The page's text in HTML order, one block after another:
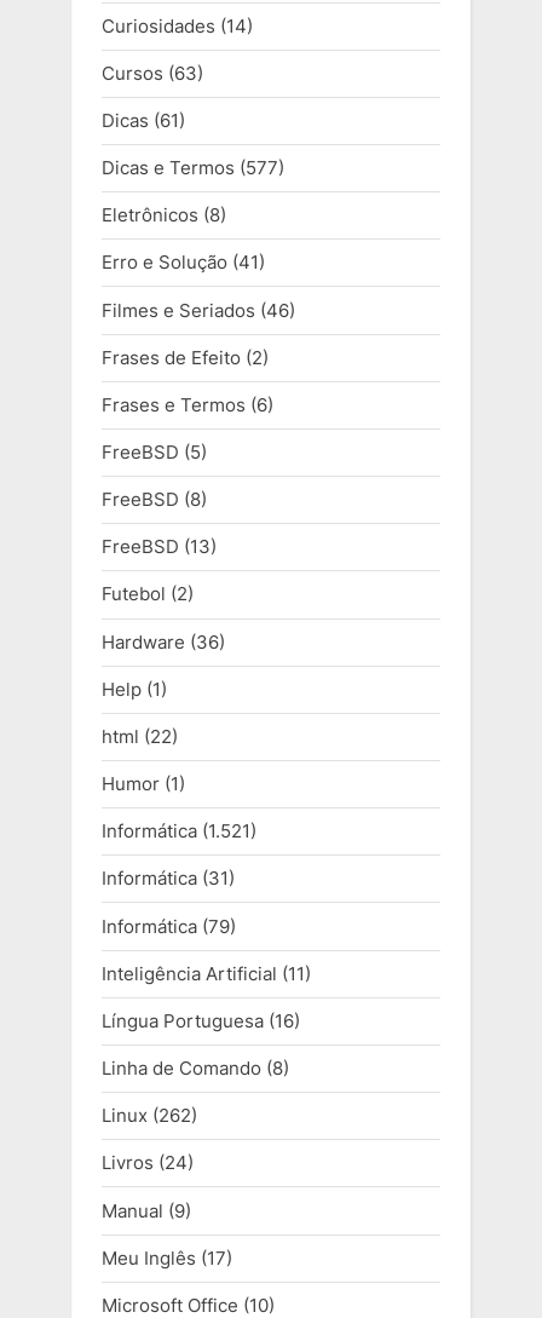
Curiosidades (14)
Cursos (63)
Dicas (61)
Dicas e Termos (577)
Eletrônicos (8)
Erro e Solução (41)
Filmes e Seriados (46)
Frases de Efeito (2)
Frases e Termos (6)
FreeBSD (5)
FreeBSD (8)
FreeBSD (13)
Futebol (2)
Hardware (36)
Help (1)
html (22)
Humor (1)
Informática (1.521)
Informática (31)
Informática (79)
Inteligência Artificial (11)
Língua Portuguesa (16)
Linha de Comando (8)
Linux (262)
Livros (24)
Manual (9)
Meu Inglês (17)
Microsoft Office (10)